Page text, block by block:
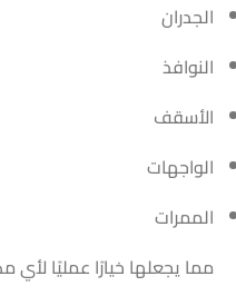
الجدران
النوافذ
الأسقف
الواجهات
الممرات
مما يجعلها خيارًا عمليًا